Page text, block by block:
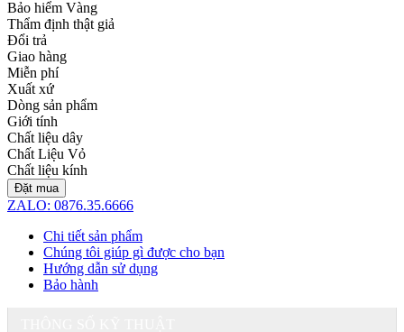
Bảo hiểm Vàng
Thẩm định thật giả
Đổi trả
Giao hàng
Miễn phí
Xuất xứ
Dòng sản phẩm
Giới tính
Chất liệu dây
Chất Liệu Vỏ
Chất liệu kính
Đặt mua
ZALO: 0876.35.6666
Chi tiết sản phẩm
Chúng tôi giúp gì được cho bạn
Hướng dẫn sử dụng
Bảo hành